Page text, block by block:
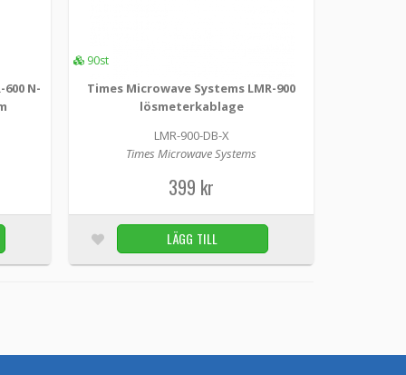
avsedd f�...
RP-sma hane 8m
avsedd f...
6st
N-
90st
Times Microwave Systems LMR-900
lösmeterkablage
LMR-900-DB-X
Times Microwave Systems
399 kr
LÄGG TILL